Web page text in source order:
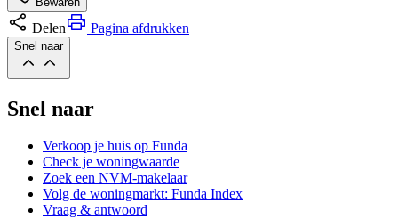
Delen Pagina afdrukken
Snel naar
Snel naar
Verkoop je huis op Funda
Check je woningwaarde
Zoek een NVM-makelaar
Volg de woningmarkt: Funda Index
Vraag & antwoord